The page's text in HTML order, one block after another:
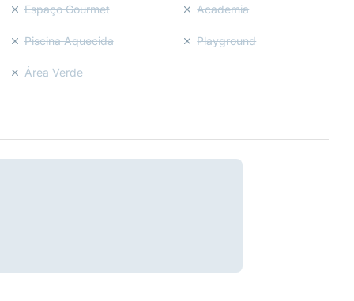
Espaço Gourmet Academia
Piscina Aquecida Playground
Área Verde